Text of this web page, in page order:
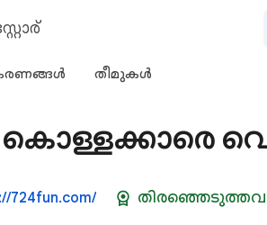
തീമുകള്‍‌
കൊള്ളക്കാരെ
724fun.com/ തിരഞ്ഞെടുത്തവ